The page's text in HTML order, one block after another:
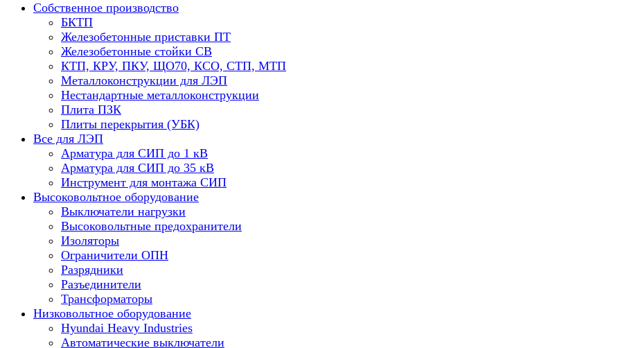
Собственное производство
БКТП
Железобетонные приставки ПТ
Железобетонные стойки СВ
КТП, КРУ, ПКУ, ЩО70, КСО, СТП, МТП
Металлоконструкции для ЛЭП
Нестандартные металлоконструкции
Плита ПЗК
Плиты перекрытия (УБК)
Все для ЛЭП
Арматура для СИП до 1 кВ
Арматура для СИП до 35 кВ
Инструмент для монтажа СИП
Высоковольтное оборудование
Выключатели нагрузки
Высоковольтные предохранители
Изоляторы
Ограничители ОПН
Разрядники
Разъединители
Трансформаторы
Низковольтное оборудование
Hyundai Heavy Industries
Автоматические выключатели